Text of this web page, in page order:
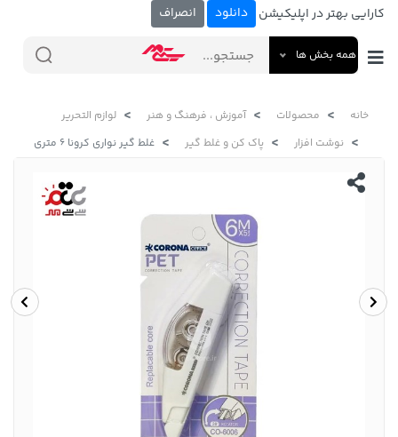
کارایی بهتر در اپلیکیشن دانلود انصراف
همه بخش ها
خانه محصولات آموزش ، فرهنگ و هنر
لوازم التحریر
نوشت افزار
پاک کن و غلط گیر غلط گیر نواری کرونا 6 متری